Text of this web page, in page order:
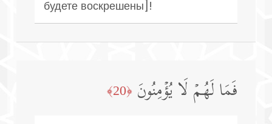
будете воскрешены]!
فَمَا لَهُمۡ لَا یُؤۡمِنُونَ ﴿20﴾